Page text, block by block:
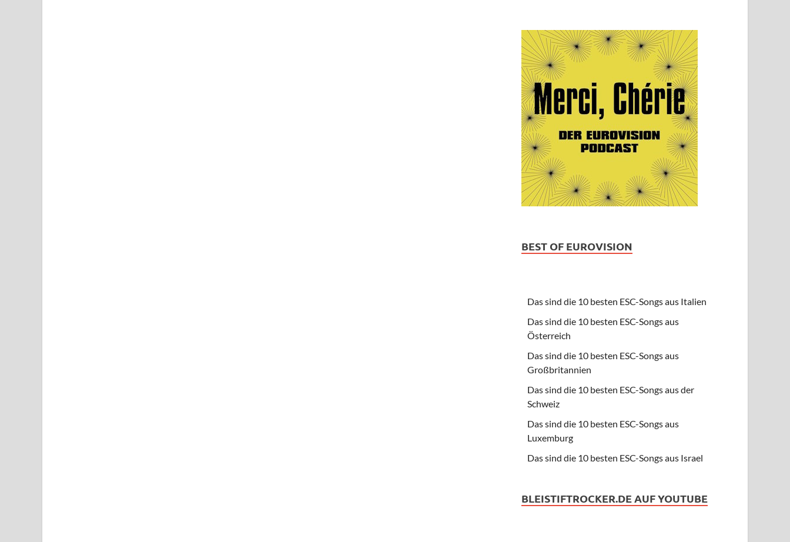
BEST OF EUROVISION
Das sind die 10 besten ESC-Songs aus Italien
Das sind die 10 besten ESC-Songs aus
Österreich
Das sind die 10 besten ESC-Songs aus
Großbritannien
Das sind die 10 besten ESC-Songs aus der
Schweiz
Das sind die 10 besten ESC-Songs aus
Luxemburg
Das sind die 10 besten ESC-Songs aus Israel
BLEISTIFTROCKER.DE AUF YOUTUBE